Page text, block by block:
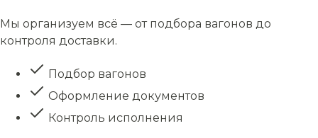
Мы организуем всё — от подбора вагонов до
контроля доставки.
Подбор вагонов
Оформление документов
Контроль исполнения